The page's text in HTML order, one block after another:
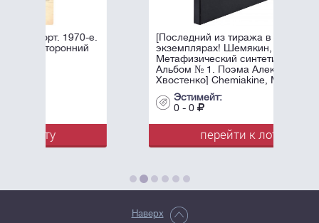
[Последний из тиража в трех
экземплярах! Шемякин, М.М.
Метафизический синтетизм.
Альбом № 1. Поэма Алексея
Хвостенко] Chemiakine, М.
перейти к лоту
Наверх